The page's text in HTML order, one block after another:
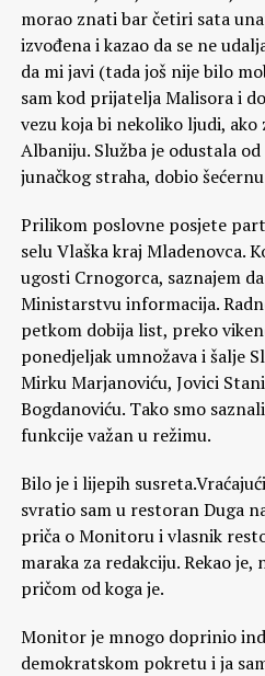
morao znati bar četiri sata
izvođena i kazao da se ne
da mi javi (tada još nije bilo
sam kod prijatelja Malisora i
vezu koja bi nekoliko ljudi,
Albaniju. Služba je odustala
junačkog straha, dobio
Prilikom poslovne posjete
selu Vlaška kraj Mladenovca.
ugosti Crnogorca, saznajem
Ministarstvu informacija.
petkom dobija list, preko
ponedjeljak umnožava i šalje
Mirku Marjanoviću, Jovici
Bogdanoviću. Tako smo
funkcije važan u režimu.
Bilo je i lijepih
svratio sam u restoran Duga
priča o Monitoru i vlasnik
maraka za redakciju. Rekao
pričom od koga je.
Monitor je mnogo doprinio
demokratskom pokretu i ja